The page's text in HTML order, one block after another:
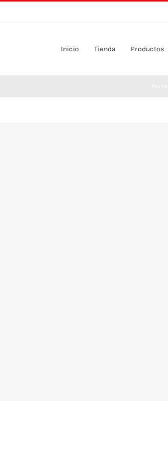
Inicio Tienda Productos